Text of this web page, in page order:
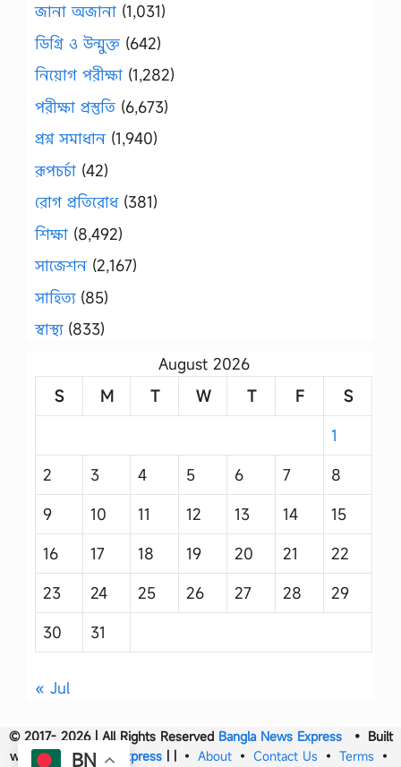
জানা অজানা (1,031)
ডিগ্রি ও উন্মুক্ত (642)
নিয়োগ পরীক্ষা (1,282)
পরীক্ষা প্রস্তুতি (6,673)
প্রশ্ন সমাধান (1,940)
রূপচর্চা (42)
রোগ প্রতিরোধ(381)
শিক্ষা (8,492)
সাজেশন (2,167)
সাহিত্য(85)
স্বাস্থ্য(833)
August 2026
S
M T W T F
S
1
2
3 4 5 6 7
8
9
10 11 12 13 14
15
16
17 18 19 20 21
22
23
24 25 26 27 28
29
30
31
« Jul
© 2017- 2026 | All Rights Reserved Bangla News Express• Built
withBangla News Express | | • About • Contact Us • Terms •
BN